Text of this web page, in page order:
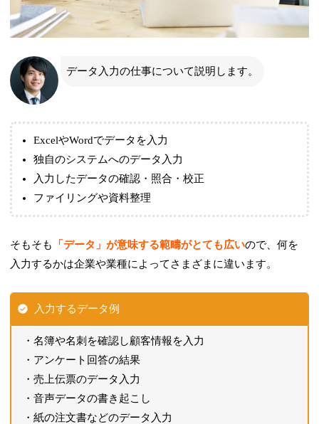
データ入力の仕事について説明します。
ExcelやWordでデータを入力
独自のシステムへのデータ入力
入力したデータの確認・照合・校正
ファイリングや資料整理
そもそも 「データ」が意味する範疇がとても広いので、何を
入力するかは企業や業種によってさまざまに違います。
入力するデータ例
名簿や名刺を確認し顧客情報を入力
アンケート回答の結果
売上伝票のデータ入力
音声データの書き起こし
紙の注文書などのデータ入力